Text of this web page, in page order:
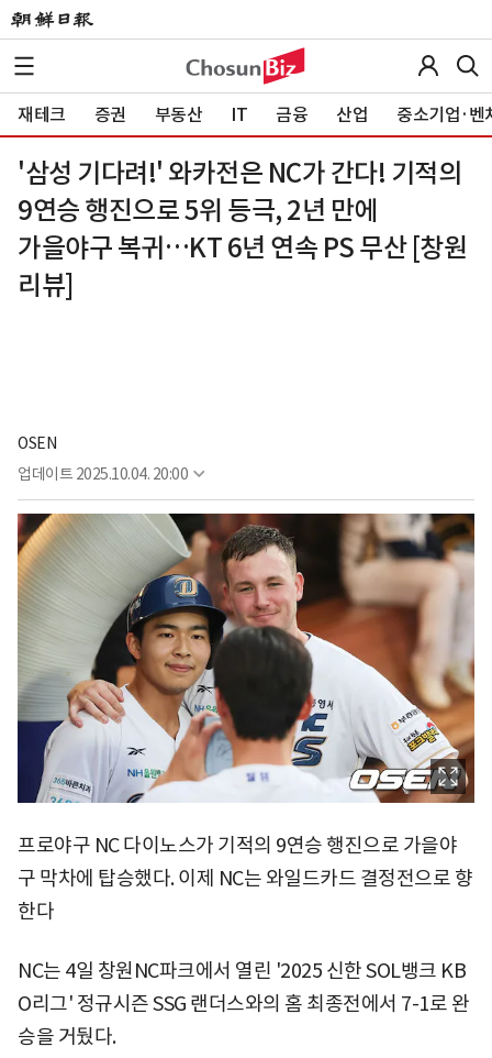
재테크 증권 부동산 IT 금융 산업 중소기업·벤
'삼성 기다려!' 와카전은 NC가 간다! 기적의
9연승 행진으로 5위 등극, 2년 만에
가을야구 복귀…KT 6년 연속 PS 무산 [창원
리뷰]
OSEN
업데이트 2025.10.04. 20:00
프로야구 NC 다이노스가 기적의 9연승 행진으로 가을야
구 막차에 탑승했다. 이제 NC는 와일드카드 결정전으로 향
한다
NC는 4일 창원NC파크에서 열린 '2025 신한 SOL뱅크 KB
O리그' 정규시즌 SSG 랜더스와의 홈 최종전에서 7-1로 완
승을 거뒀다.